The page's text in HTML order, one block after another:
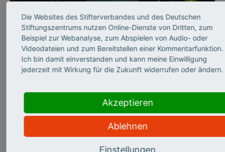
©
WISSENSCHAFTSKOMMUNIKATION
Abtauchen in die graue
Die Websites des Stifterverbandes und des Deutschen
Stiftungszentrums nutzen Online-Dienste von Dritten, zum
Beispiel zur Webanalyse, zum Abspielen von Audio- oder
Videodateien und zum Bereitstellen einer Kommentarfunktion.
Ich bin damit einverstanden und kann meine Einwilligung
jederzeit mit Wirkung für die Zukunft widerrufen oder ändern.
Akzeptieren
Ablehnen
Einstellungen